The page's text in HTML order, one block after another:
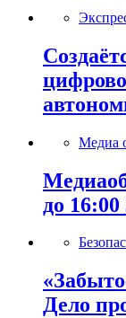
Медиа
до 16:00
Дело